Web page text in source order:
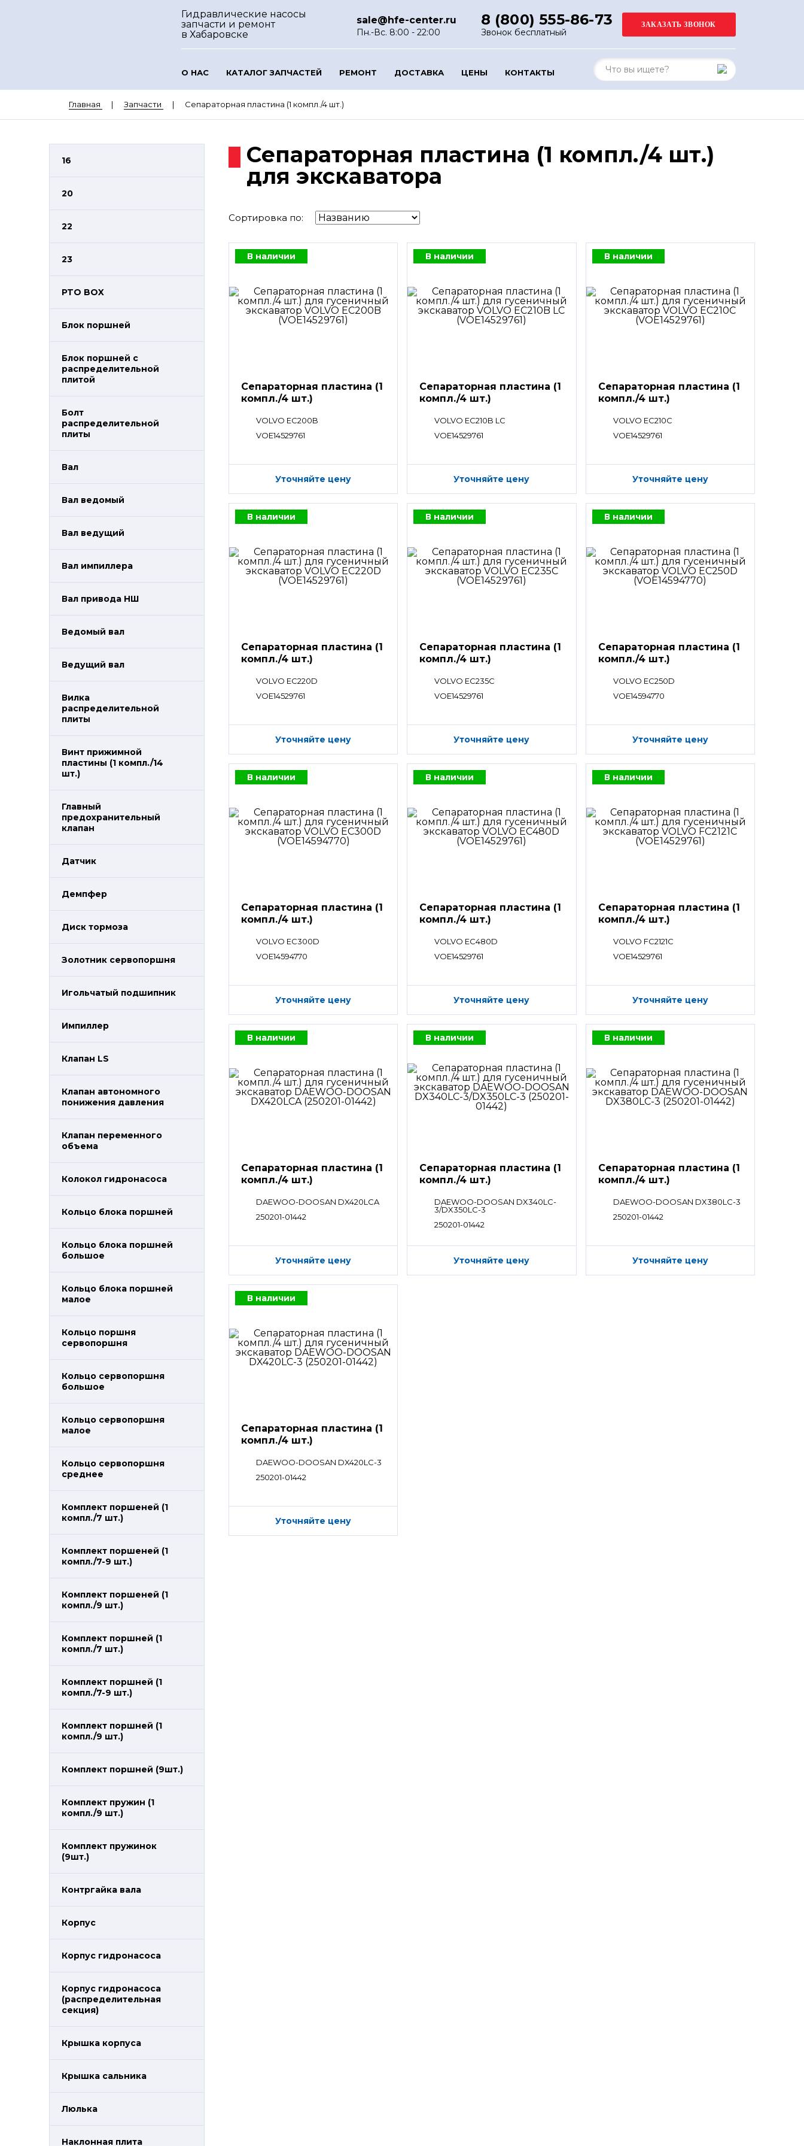
Гидравлические насосы
запчасти и ремонт
в Хабаровске
sale@hfe-center.ru
Пн.-Вс. 8:00 - 22:00
8 (800) 555-86-73
Звонок бесплатный
О НАС КАТАЛОГ ЗАПЧАСТЕЙ РЕМОНТ ДОСТАВКА ЦЕНЫ КОНТАКТЫ
Главная Запчасти Сепараторная пластина (1 компл./4 шт.)
16
20
22
23
PTO BOX
Блок поршней
Блок поршней c
распределительной
плитой
Болт
распределительной
плиты
Вал
Вал ведомый
Вал ведущий
Вал импиллера
Вал привода НШ
Ведомый вал
Ведущий вал
Вилка
распределительной
плиты
Винт прижимной
пластины (1 компл./14
шт.)
Главный
предохранительный
клапан
Датчик
Демпфер
Диск тормоза
Золотник сервопоршня
Игольчатый подшипник
Импиллер
Клапан LS
Клапан автономного
понижения давления
Клапан переменного
объема
Колокол гидронасоса
Кольцо блока поршней
Кольцо блока поршней
большое
Кольцо блока поршней
малое
Кольцо поршня
сервопоршня
Кольцо сервопоршня
большое
Кольцо сервопоршня
малое
Кольцо сервопоршня
среднее
Комплект поршеней (1
компл./7 шт.)
Комплект поршеней (1
компл./7-9 шт.)
Комплект поршеней (1
компл./9 шт.)
Комплект поршней (1
компл./7 шт.)
Комплект поршней (1
компл./7-9 шт.)
Комплект поршней (1
компл./9 шт.)
Комплект поршней (9шт.)
Комплект пружин (1
компл./9 шт.)
Комплект пружинок
(9шт.)
Контргайка вала
Корпус
Корпус гидронасоса
Корпус гидронасоса
(распределительная
секция)
Крышка корпуса
Крышка сальника
Люлька
Наклонная плита
Сепараторная пластина (1 компл./4 шт.)
для экскаватора
Сортировка по:
В наличии
Сепараторная пластина (1
компл./4 шт.)
VOLVO EC200B
VOE14529761
Уточняйте цену
В наличии
Сепараторная пластина (1
компл./4 шт.)
VOLVO EC210B LC
VOE14529761
Уточняйте цену
В наличии
Сепараторная пластина (1
компл./4 шт.)
VOLVO EC210C
VOE14529761
Уточняйте цену
В наличии
Сепараторная пластина (1
компл./4 шт.)
VOLVO EC220D
VOE14529761
Уточняйте цену
В наличии
Сепараторная пластина (1
компл./4 шт.)
VOLVO EC235C
VOE14529761
Уточняйте цену
В наличии
Сепараторная пластина (1
компл./4 шт.)
VOLVO EC250D
VOE14594770
Уточняйте цену
В наличии
Сепараторная пластина (1
компл./4 шт.)
VOLVO EC300D
VOE14594770
Уточняйте цену
В наличии
Сепараторная пластина (1
компл./4 шт.)
VOLVO EC480D
VOE14529761
Уточняйте цену
В наличии
Сепараторная пластина (1
компл./4 шт.)
VOLVO FC2121C
VOE14529761
Уточняйте цену
В наличии
Сепараторная пластина (1
компл./4 шт.)
DAEWOO-DOOSAN DX420LCA
250201-01442
Уточняйте цену
В наличии
Сепараторная пластина (1
компл./4 шт.)
DAEWOO-DOOSAN DX340LC-
3/DX350LC-3
250201-01442
Уточняйте цену
В наличии
Сепараторная пластина (1
компл./4 шт.)
DAEWOO-DOOSAN DX380LC-3
250201-01442
Уточняйте цену
В наличии
Сепараторная пластина (1
компл./4 шт.)
DAEWOO-DOOSAN DX420LC-3
250201-01442
Уточняйте цену